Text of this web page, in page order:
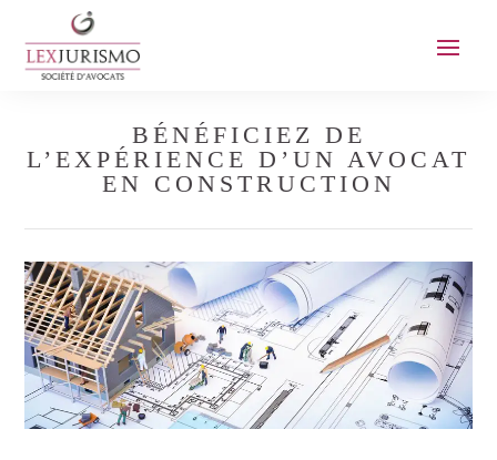
BÉNÉFICIEZ DE
L’EXPÉRIENCE D’UN AVOCAT
EN CONSTRUCTION